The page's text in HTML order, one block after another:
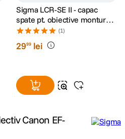
Sigma LCR-SE II - capac
spate pt. obiective montura
Sony E
(1)
2999 lei
Canon EF-